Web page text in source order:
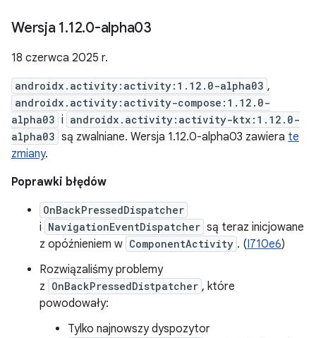
Wersja 1.12.0-alpha03
18 czerwca 2025 r.
androidx.activity:activity:1.12.0-alpha03 ,
androidx.activity:activity-compose:1.12.0-
alpha03 i androidx.activity:activity-ktx:1.12.0-
alpha03 są zwalniane. Wersja 1.12.0-alpha03 zawiera te
zmiany.
Poprawki błędów
OnBackPressedDispatcher
i NavigationEventDispatcher są teraz inicjowane
z opóźnieniem w ComponentActivity . (I710e6)
Rozwiązaliśmy problemy
z OnBackPressedDistpatcher , które
powodowały:
Tylko najnowszy dyspozytor